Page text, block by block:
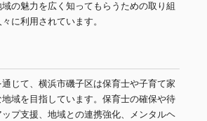
の魅力を広く知ってもらうための取り組
に利用されています。
じて、横浜市磯子区は保育士や子育て家
域を目指しています。保育士の確保や待
プ支援、地域との連携強化、メンタルヘ